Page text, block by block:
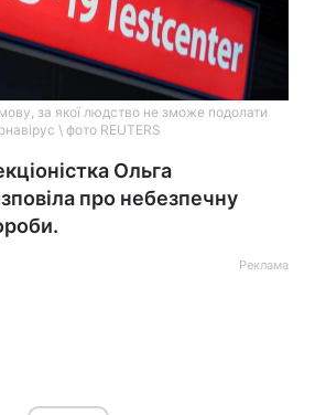
за якої людство не зможе подолати
\ фото REUTERS
Ольга
про небезпечну
Реклама